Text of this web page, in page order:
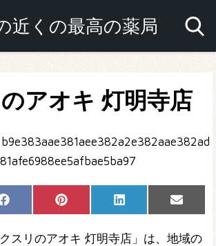
アオキ 灯明寺店
Share
on
Facebook Share
on
Pinterest Share
on
LinkedIn
Share
on
Email
スリのアオキ 灯明寺店」は、地域の